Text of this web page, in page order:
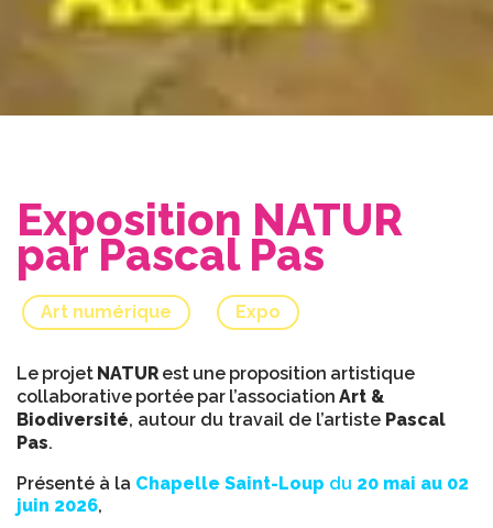
Exposition NATUR
par Pascal Pas
Art numérique Expo
Le projet NATUR est une proposition artistique
collaborative portée par l’association Art &
Biodiversité, autour du travail de l’artiste Pascal
Pas.
Présenté à la Chapelle Saint-Loup du 20 mai au 02
juin 2026,